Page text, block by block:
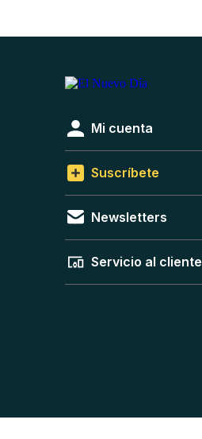
Mi cuenta
Suscríbete
Newsletters
Servicio al cliente